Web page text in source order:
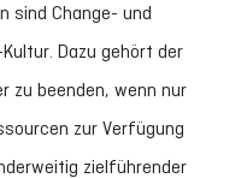
sind Change- und
Dazu gehört der
zu beenden, wenn nur
zur Verfügung
zielführender